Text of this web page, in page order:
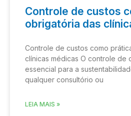
Controle de custos
obrigatória das
Controle de custos como
clínicas médicas O controle de
essencial para a
qualquer consultório ou
LEIA MAIS »